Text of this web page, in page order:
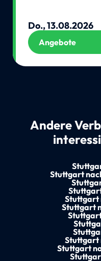
Do., 13.08.2026
Angebote
Andere
Stuttgart
Stuttgart
Stuttgart
Stuttgart
Stuttgart